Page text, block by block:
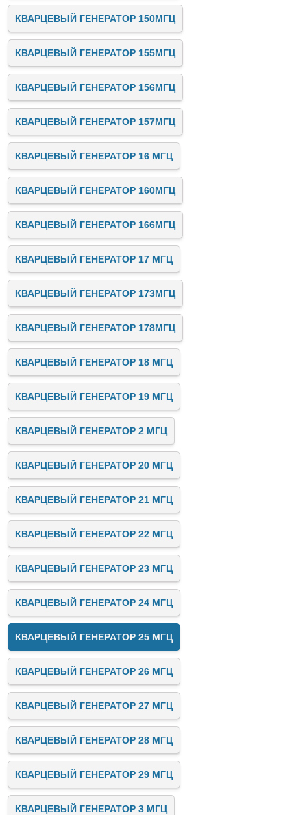
КВАРЦЕВЫЙ ГЕНЕРАТОР 150МГЦ
КВАРЦЕВЫЙ ГЕНЕРАТОР 155МГЦ
КВАРЦЕВЫЙ ГЕНЕРАТОР 156МГЦ
КВАРЦЕВЫЙ ГЕНЕРАТОР 157МГЦ
КВАРЦЕВЫЙ ГЕНЕРАТОР 16 МГЦ
КВАРЦЕВЫЙ ГЕНЕРАТОР 160МГЦ
КВАРЦЕВЫЙ ГЕНЕРАТОР 166МГЦ
КВАРЦЕВЫЙ ГЕНЕРАТОР 17 МГЦ
КВАРЦЕВЫЙ ГЕНЕРАТОР 173МГЦ
КВАРЦЕВЫЙ ГЕНЕРАТОР 178МГЦ
КВАРЦЕВЫЙ ГЕНЕРАТОР 18 МГЦ
КВАРЦЕВЫЙ ГЕНЕРАТОР 19 МГЦ
КВАРЦЕВЫЙ ГЕНЕРАТОР 2 МГЦ
КВАРЦЕВЫЙ ГЕНЕРАТОР 20 МГЦ
КВАРЦЕВЫЙ ГЕНЕРАТОР 21 МГЦ
КВАРЦЕВЫЙ ГЕНЕРАТОР 22 МГЦ
КВАРЦЕВЫЙ ГЕНЕРАТОР 23 МГЦ
КВАРЦЕВЫЙ ГЕНЕРАТОР 24 МГЦ
КВАРЦЕВЫЙ ГЕНЕРАТОР 25 МГЦ
КВАРЦЕВЫЙ ГЕНЕРАТОР 26 МГЦ
КВАРЦЕВЫЙ ГЕНЕРАТОР 27 МГЦ
КВАРЦЕВЫЙ ГЕНЕРАТОР 28 МГЦ
КВАРЦЕВЫЙ ГЕНЕРАТОР 29 МГЦ
КВАРЦЕВЫЙ ГЕНЕРАТОР 3 МГЦ